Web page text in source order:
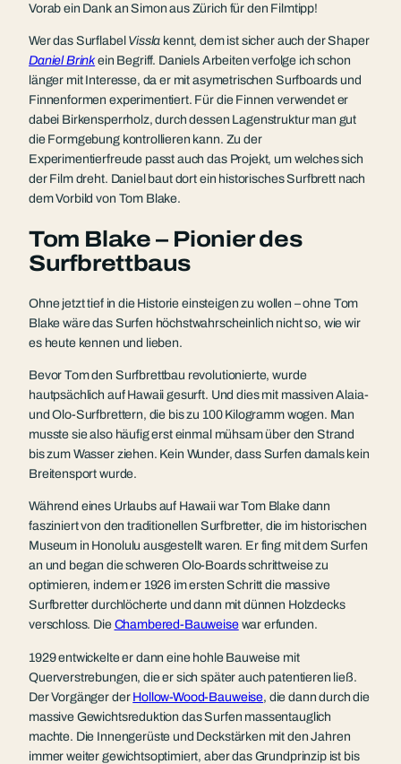
Vorab ein Dank an Simon aus Zürich für den Filmtipp!
Wer das Surflabel Vissla kennt, dem ist sicher auch der Shaper
Daniel Brinkein Begriff. Daniels Arbeiten verfolge ich schon
länger mit Interesse, da er mit asymetrischen Surfboards und
Finnenformen experimentiert. Für die Finnen verwendet er
dabei Birkensperrholz, durch dessen Lagenstruktur man gut
die Formgebung kontrollieren kann. Zu der
Experimentierfreude passt auch das Projekt, um welches sich
der Film dreht. Daniel baut dort ein historisches Surfbrett nach
dem Vorbild von Tom Blake.
Tom Blake – Pionier des
Surfbrettbaus
Ohne jetzt tief in die Historie einsteigen zu wollen – ohne Tom
Blake wäre das Surfen höchstwahrscheinlich nicht so, wie wir
es heute kennen und lieben.
Bevor Tom den Surfbrettbau revolutionierte, wurde
hautpsächlich auf Hawaii gesurft. Und dies mit massiven Alaia-
und Olo-Surfbrettern, die bis zu 100 Kilogramm wogen. Man
musste sie also häufig erst einmal mühsam über den Strand
bis zum Wasser ziehen. Kein Wunder, dass Surfen damals kein
Breitensport wurde.
Während eines Urlaubs auf Hawaii war Tom Blake dann
fasziniert von den traditionellen Surfbretter, die im historischen
Museum in Honolulu ausgestellt waren. Er fing mit dem Surfen
an und began die schweren Olo-Boards schrittweise zu
optimieren, indem er 1926 im ersten Schritt die massive
Surfbretter durchlöcherte und dann mit dünnen Holzdecks
verschloss. Die Chambered-Bauweisewar erfunden.
1929 entwickelte er dann eine hohle Bauweise mit
Querverstrebungen, die er sich später auch patentieren ließ.
Der Vorgänger der Hollow-Wood-Bauweise, die dann durch die
massive Gewichtsreduktion das Surfen massentauglich
machte. Die Innengerüste und Deckstärken mit den Jahren
immer weiter gewichtsoptimiert, aber das Grundprinzip ist bis